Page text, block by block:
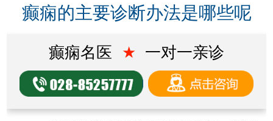
癫痫的主要诊断办法是哪些呢
癫痫名医 ★ 一对一亲诊